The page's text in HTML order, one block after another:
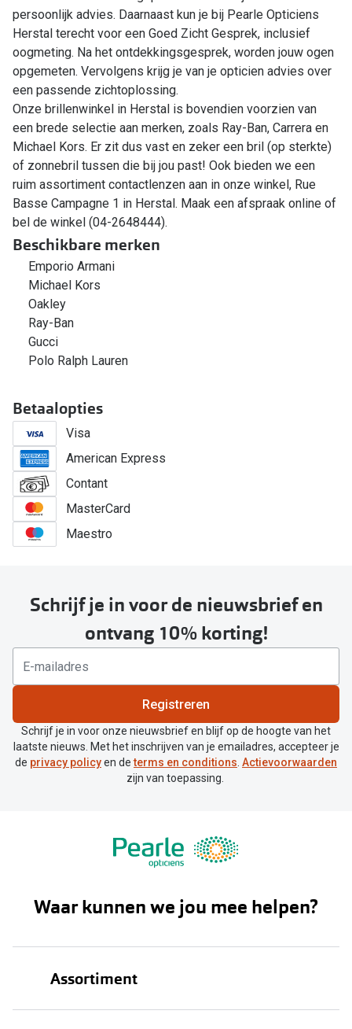
persoonlijk advies. Daarnaast kun je bij Pearle Opticiens
Herstal terecht voor een Goed Zicht Gesprek, inclusief
oogmeting. Na het ontdekkingsgesprek, worden jouw ogen
opgemeten. Vervolgens krijg je van je opticien advies over
een passende zichtoplossing.
Onze brillenwinkel in Herstal is bovendien voorzien van
een brede selectie aan merken, zoals Ray-Ban, Carrera en
Michael Kors. Er zit dus vast en zeker een bril (op sterkte)
of zonnebril tussen die bij jou past! Ook bieden we een
ruim assortiment contactlenzen aan in onze winkel, Rue
Basse Campagne 1 in Herstal. Maak een afspraak online of
bel de winkel (04-2648444).
Beschikbare merken
Emporio Armani
Michael Kors
Oakley
Ray-Ban
Gucci
Polo Ralph Lauren
Betaalopties
Visa
American Express
Contant
MasterCard
Maestro
Schrijf je in voor de nieuwsbrief en
ontvang 10% korting!
Registreren
Schrijf je in voor onze nieuwsbrief en blijf op de hoogte van het
laatste nieuws. Met het inschrijven van je emailadres, accepteer je
de privacy policyen determs en conditions. Actievoorwaarden
zijn van toepassing.
Waar kunnen we jou mee helpen?
Assortiment